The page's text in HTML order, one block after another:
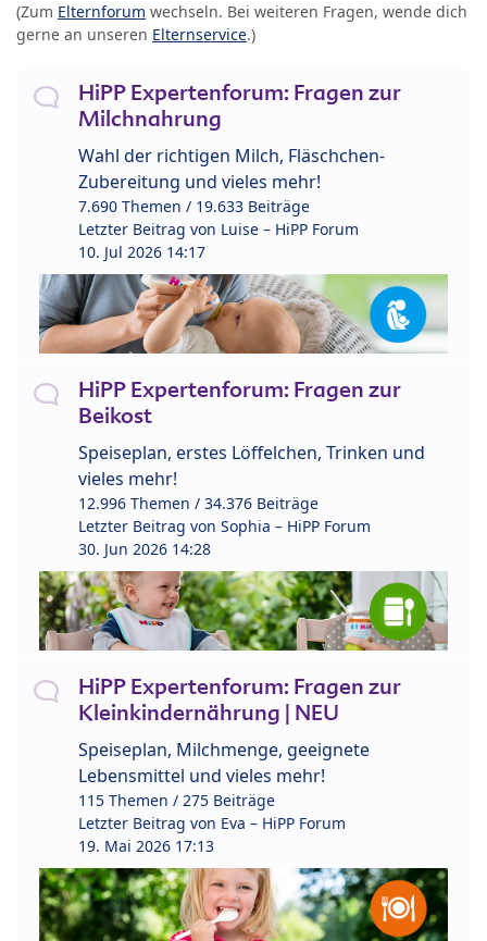
(Zum Elternforum wechseln. Bei weiteren Fragen, wende dich
gerne an unseren Elternservice.)
HiPP Expertenforum: Fragen zur
Milchnahrung
Wahl der richtigen Milch, Fläschchen-
Zubereitung und vieles mehr!
7.690 Themen / 19.633 Beiträge
Letzter Beitrag von Luise – HiPP Forum
10. Jul 2026 14:17
HiPP Expertenforum: Fragen zur
Beikost
Speiseplan, erstes Löffelchen, Trinken und
vieles mehr!
12.996 Themen / 34.376 Beiträge
Letzter Beitrag von Sophia – HiPP Forum
30. Jun 2026 14:28
HiPP Expertenforum: Fragen zur
Kleinkindernährung | NEU
Speiseplan, Milchmenge, geeignete
Lebensmittel und vieles mehr!
115 Themen / 275 Beiträge
Letzter Beitrag von Eva – HiPP Forum
19. Mai 2026 17:13